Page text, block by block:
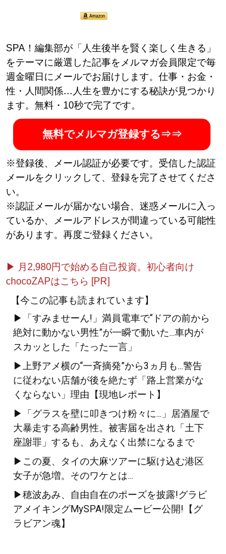
SPA！編集部が「人生後半を賢く楽しく生きる」
をテーマに厳選した記事をメルマガ会員限定で毎
週金曜日にメールでお届けします。仕事・お金・
性・人間関係…人生を豊かにする秘訣が見つかり
ます。無料・10秒で完了です。
無料でメルマガ登録する⇒⇒
※登録後、メール認証が必要です。受信した認証
メールをクリックして、登録を完了させてくださ
い。
※認証メールが届かない場合、迷惑メールに入っ
ているか、メールアドレスが間違っている可能性
があります。再度ご登録ください。
▶ 月2,980円で始める自己投資。初心者向け
chocoZAPはこちら [PR]
【今この記事も読まれています】
▶「すみませーん!」満員電車で“ドアの前から
絶対に動かない男性”が一瞬で動いた...車内が
スカッとした「たった一言」
▶上野アメ横の“一斉摘発”から3ヵ月も...警告
に従わない店舗が後を絶たず「路上営業がな
くならない」理由【現地レポート】
▶「グラスを壁に叩きつけ粉々に...」居酒屋で
大暴走する高齢男性。被害届を出され「土下
座謝罪」するも、あえなく出禁になるまで
▶この夏、タイの大麻ツアーに駆け込む港区
女子が急増。そのワケとは...
▶穂波あみ、自由自在のポーズを披露!グラビ
アメイキングMySPA!限定ムービー公開!【グ
ラビアン魂】